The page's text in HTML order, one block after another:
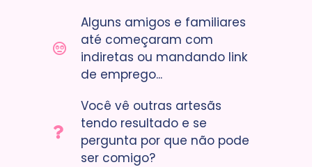
Alguns amigos e familiares
até começaram com
indiretas ou mandando link
de emprego...
Você vê outras artesãs
tendo resultado e se
pergunta por que não pode
ser comigo?